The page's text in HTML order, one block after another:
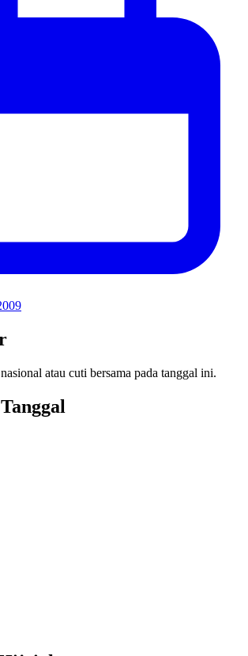
atau cuti bersama pada tanggal ini.